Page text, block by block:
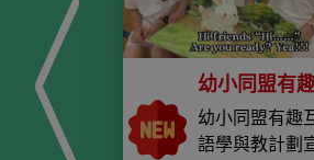
幼小同盟有
英語學與教
傳片
幼小同盟有趣
語學與教計劃